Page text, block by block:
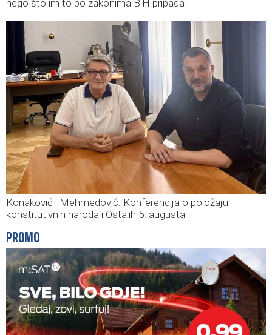
nego što im to po zakonima BiH pripada
Konaković i Mehmedović: Konferencija o položaju
konstitutivnih naroda i Ostalih 5. augusta
PROMO